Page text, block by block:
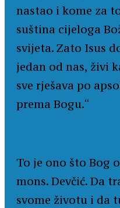
nastao i kome za
suština cijeloga
svijeta. Zato Isus
jedan od nas, živi
sve rješava po
prema Bogu.“
To je ono što Bog
mons. Devčić. Da
svome životu i da